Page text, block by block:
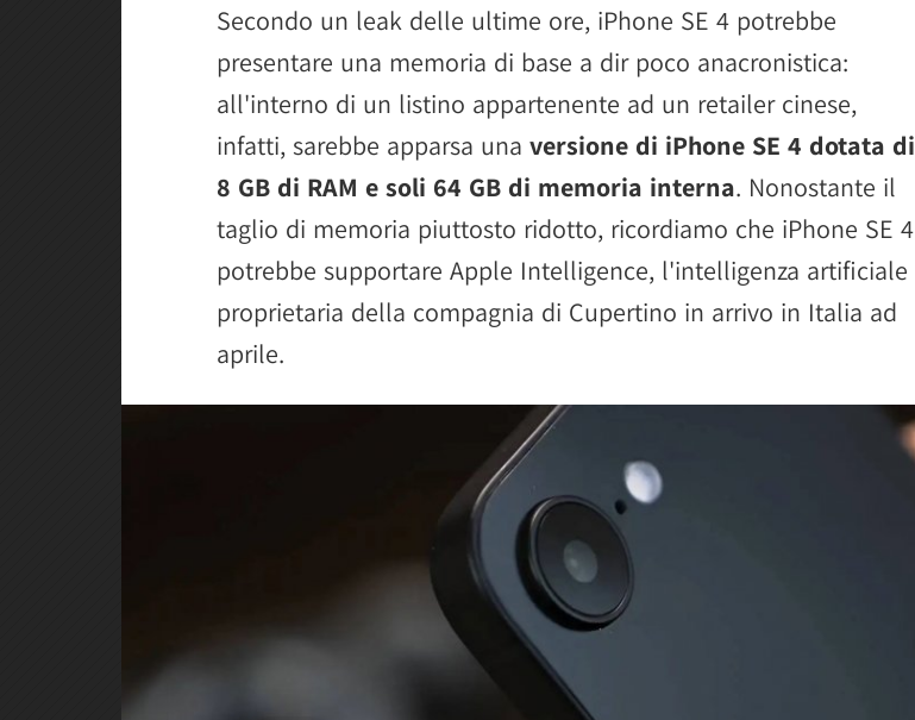
Secondo un leak delle ultime ore, iPhone SE 4 potrebbe
presentare una memoria di base a dir poco anacronistica:
all'interno di un listino appartenente ad un retailer cinese,
infatti, sarebbe apparsa una versione di iPhone SE 4 dotata di
8 GB di RAM e soli 64 GB di memoria interna. Nonostante il
taglio di memoria piuttosto ridotto, ricordiamo che iPhone SE 4
potrebbe supportare Apple Intelligence, l'intelligenza artificiale
proprietaria della compagnia di Cupertino in arrivo in Italia ad
aprile.